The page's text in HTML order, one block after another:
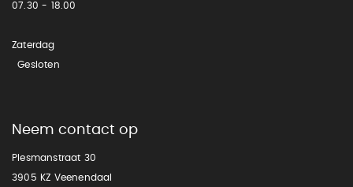
07.30 - 18.00
Zaterdag
Gesloten
Neem contact op
Plesmanstraat 30
3905 KZ Veenendaal